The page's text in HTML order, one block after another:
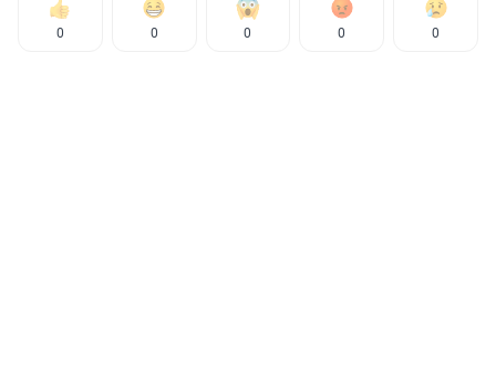
0 0 0 0 0